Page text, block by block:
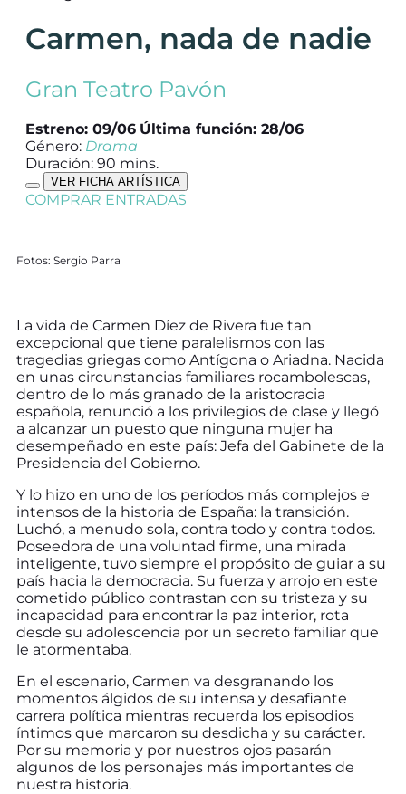
Carmen, nada de nadie
Gran Teatro Pavón
Estreno: 09/06 Última función: 28/06
Género: Drama
Duración: 90 mins.
VER FICHA ARTÍSTICA
COMPRAR ENTRADAS
Fotos: Sergio Parra
La vida de Carmen Díez de Rivera fue tan
excepcional que tiene paralelismos con las
tragedias griegas como Antígona o Ariadna. Nacida
en unas circunstancias familiares rocambolescas,
dentro de lo más granado de la aristocracia
española, renunció a los privilegios de clase y llegó
a alcanzar un puesto que ninguna mujer ha
desempeñado en este país: Jefa del Gabinete de la
Presidencia del Gobierno.
Y lo hizo en uno de los períodos más complejos e
intensos de la historia de España: la transición.
Luchó, a menudo sola, contra todo y contra todos.
Poseedora de una voluntad firme, una mirada
inteligente, tuvo siempre el propósito de guiar a su
país hacia la democracia. Su fuerza y arrojo en este
cometido público contrastan con su tristeza y su
incapacidad para encontrar la paz interior, rota
desde su adolescencia por un secreto familiar que
le atormentaba.
En el escenario, Carmen va desgranando los
momentos álgidos de su intensa y desafiante
carrera política mientras recuerda los episodios
íntimos que marcaron su desdicha y su carácter.
Por su memoria y por nuestros ojos pasarán
algunos de los personajes más importantes de
nuestra historia.